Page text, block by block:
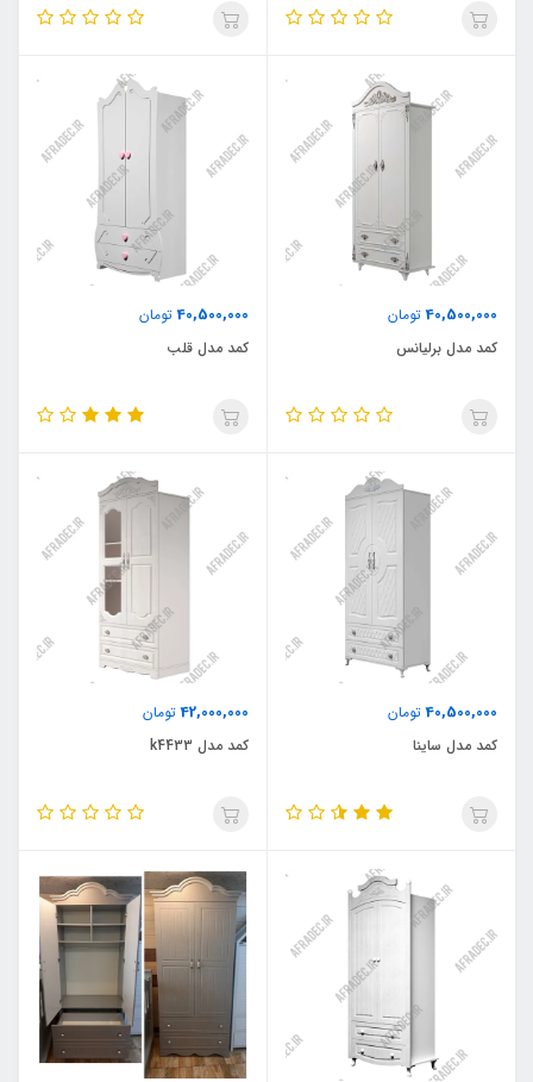
40,500,000تومان
کمد مدل برلیانس
40,500,000تومان
کمد مدل قلب
40,500,000تومان
کمد مدل ساینا
42,000,000تومان
کمد مدل k4433